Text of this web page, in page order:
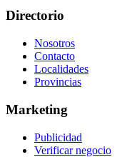
Directorio
Nosotros
Contacto
Localidades
Provincias
Marketing
Publicidad
Verificar negocio